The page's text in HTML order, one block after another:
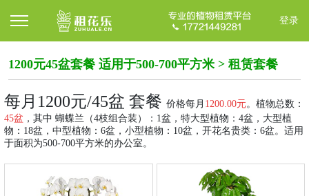
登录
1200元45盆套餐 适用于500-700平方米 > 租赁套餐
每月 1200元/45盆 套餐 价格每月 1200.00元。植物总数：
45盆 ，其中 蝴蝶兰（4枝组合装）：1盆，特大型植物：4盆，大型植
物：18盆，中型植物：6盆，小型植物：10盆，开花名贵类：6盆。适用
于面积为500-700平方米的办公室。